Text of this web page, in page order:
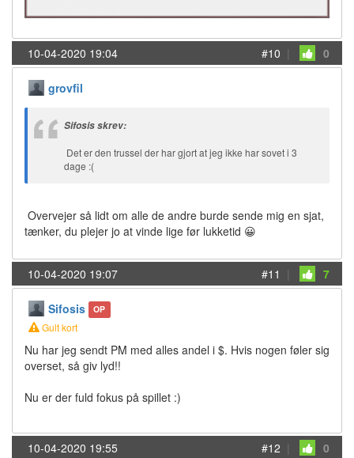
10-04-2020 19:04 #10 | 0
grovfil
Sifosis skrev:
Det er den trussel der har gjort at jeg ikke har sovet i 3
dage :(
Overvejer så lidt om alle de andre burde sende mig en sjat,
tænker, du plejer jo at vinde lige før lukketid 😀
10-04-2020 19:07 #11 | 7
Sifosis OP
Gult kort
Nu har jeg sendt PM med alles andel i $. Hvis nogen føler sig
overset, så giv lyd!!
Nu er der fuld fokus på spillet :)
10-04-2020 19:55 #12 | 0